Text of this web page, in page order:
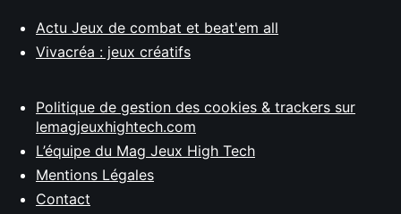
Actu Jeux de combat et beat'em all
Vivacréa : jeux créatifs
Politique de gestion des cookies & trackers sur
lemagjeuxhightech.com
L’équipe du Mag Jeux High Tech
Mentions Légales
Contact